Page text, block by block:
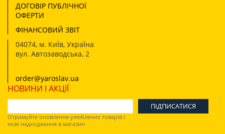
ДОГОВІР ПУБЛІЧНОЇ
ОФЕРТИ
ФІНАНСОВИЙ ЗВІТ
04074, м. КиЇв, УкраЇна
вул. Автозаводська, 2
order@yaroslav.ua
НОВИНИ І АКЦІЇ
Отримуйте оновлення улюблених товарів і
нові надходження в магазин